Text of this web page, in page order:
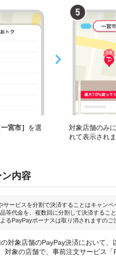
宮市］ を選
対象店舗のみ
れて表示され
内容
サービスを分割で決済することはキャン
等代金を、複数回に分割して決済するこ
るPayPayボーナスは取り消されますのご
対象店舗のPayPay決済において
象の店舗で、事前注文サービス「